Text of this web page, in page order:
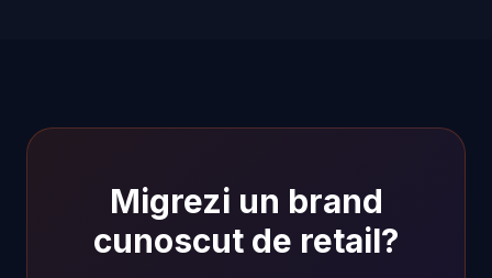
Migrezi un brand
cunoscut de retail?